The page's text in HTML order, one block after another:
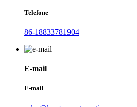
Telefone
86-18833781904
E-mail
E-mail